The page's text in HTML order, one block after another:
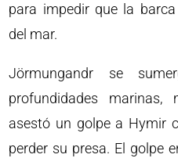
para impedir que la
del mar.
Jörmungandr se
profundidades
asestó un golpe a Hymir
perder su presa. El golpe